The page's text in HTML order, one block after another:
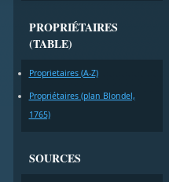
PROPRIÉTAIRES
(TABLE)
Proprietaires (A-Z)
Propriétaires (plan Blondel,
1765)
SOURCES